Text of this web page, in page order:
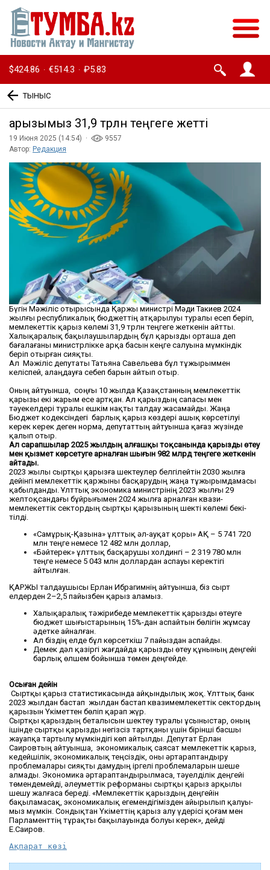
$424.86 · €514.3 · ₽5.83
ТЫНЫС
Қарызымыз 31,9 трлн теңгеге жетті
19 Июня 2025 (14:54) ·
9557
Автор: Редакция
Бүгін Мәжіліс отырысында Қаржы министрі Мәди Такиев 2024
жылғы республикалық бюджеттің атқарылуы туралы есеп беріп,
мемлекеттік қарыз көлемі 31,9 трлн теңгеге жеткенін айтты.
Халықаралық бақылаушылардың бұл қарызды орташа деп
бағалағаны министрлікке арқа басын кеңге салуына мүмкіндік
беріп отырған сияқты.
Ал Мәжіліс депутаты Татьяна Савельева бұл тұжырыммен
келіспей, алаңдауға себеп барын айтып отыр.
Оның айтуынша, соңғы 10 жылда Қазақстанның мемлекеттік
қарызы екі жарым есе артқан. Ал қарыздың сапасы мен
тәуекелдері туралы ешкім нақты талдау жасамайды. Жаңа
Бюджет кодексіндегі барлық қарыз көздері ашық көрсетілуі
керек керек деген норма, депутаттың айтуынша қағаз жүзінде
қалып отыр.
Ал сарапшылар 2025 жылдың алғашқы тоқсанында қарызды өтеу
мен қызмет көрсетуге арналған шығын 982 млрд теңгеге жеткенін
айтады.
2023 жылы сыртқы қарызға шектеулер белгілейтін 2030 жыл­ға
дейінгі мемлекеттік қар­жы­ны басқарудың жаңа тұжы­рым­дамасы
қабылданды. Ұлттық эко­номика министрінің 2023 жыл­ғы 29
желтоқсандағы бұйры­ғы­­мен 2024 жылға арналған квази­
мемлекеттік сектордың сырт­қы қарызының шекті көлемі бекі­
тілді.
«Самұрық-Қазы­на» ұлттық әл-ауқат қоры» АҚ – 5 741 720
млн теңге немесе 12 482 млн доллар,
«Бәйтерек» ұлттық басқа­рушы холдингі – 2 319 780 млн
теңге немесе 5 043 млн доллардан аспауы керек­тігі
айтылған.
ҚАРЖЫ талдаушысы Ерлан Ибра­гимнің айтуынша, біз сырт
елдерден 2–2,5 пайызбен қарыз аламыз.
Халық­аралық тәжірибеде мемлекеттік қарызды өтеуге
бюджет шығыстарының 15%-дан аспайтын бөлігін жұмсау
әдет­ке айналған.
Ал біздің елде бұл көрсеткіш 7 пайыз­дан ас­пай­ды.
Демек дәл қазіргі жағ­дай­­да қарызды өтеу құнының дең­гейі
барлық өлшем бойынша төмен деңгейде.
Осыған дейін
Сыртқы қарыз статистикасында айқын­дылық жоқ. Ұлттық банк
2023 жылдан бастап жылдан бас­тап квазимемлекеттік сек­тордың
қарызын Үкіметтен бөліп қа­рап жүр.
Сыртқы қарыздың бета­лысын шектеу туралы ұсы­ныс­тар, оның
ішінде сыртқы қа­рыз­ды негізсіз тартқаны үшін бірінші басшы
жауапқа тартылу мүмкіндігі көп айтылды. Депутат Ерлан
Саировтың айтуынша, экономикалық сая­сат мем­лекеттік қарыз,
кедейшілік, эконо­микалық теңсіздік, оны әртарап­тандыру
проблемалары сияқты дамудың іргелі проблемаларын шеше
алмады. Экономика әртарап­тандырылмаса, тәуел­ділік деңгейі
төмен­демейді, әлеуметтік реформаны сыртқы қарыз арқылы
шешу жалғаса береді. «Мемлекеттік қарыздың дең­гейін
бақыламасақ, экономикалық еге­­мендігімізден айырылып қа­луы­
мыз мүм­кін. Сондықтан Үкіметтің қарыз алу үдерісі қоғам мен
Парла­менттің тұрақты бақы­лауында болуы керек», дейді
Е.Саиров.
Ақпарат көзі